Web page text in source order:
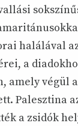
halálával
a
amely végül
Palesztina
a zsidók